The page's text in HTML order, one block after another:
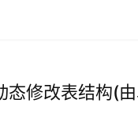
态修改表结构(